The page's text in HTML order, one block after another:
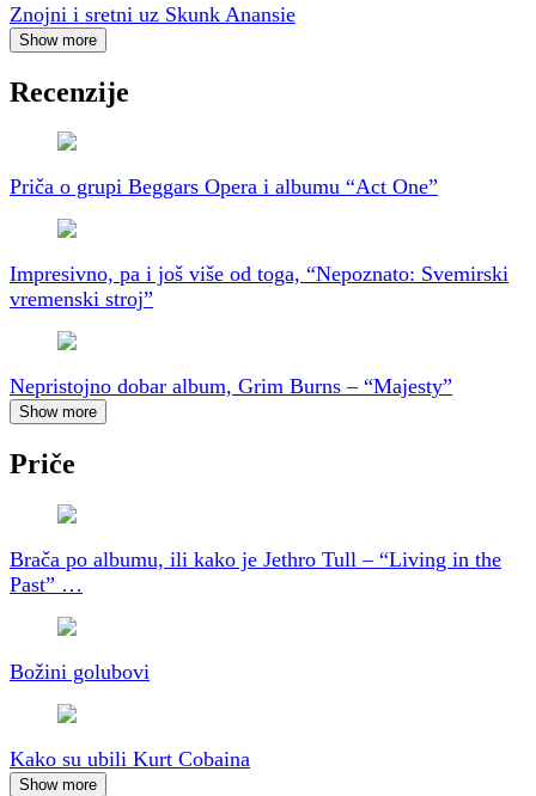
Znojni i sretni uz Skunk Anansie
Show more
Recenzije
Priča o grupi Beggars Opera i albumu “Act One”
Impresivno, pa i još više od toga, “Nepoznato: Svemirski
vremenski stroj”
Nepristojno dobar album, Grim Burns – “Majesty”
Show more
Priče
Brača po albumu, ili kako je Jethro Tull – “Living in the
Past” …
Božini golubovi
Kako su ubili Kurt Cobaina
Show more